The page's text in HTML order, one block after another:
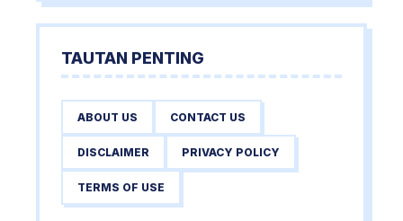
TAUTAN PENTING
ABOUT US CONTACT US
DISCLAIMER PRIVACY POLICY
TERMS OF USE